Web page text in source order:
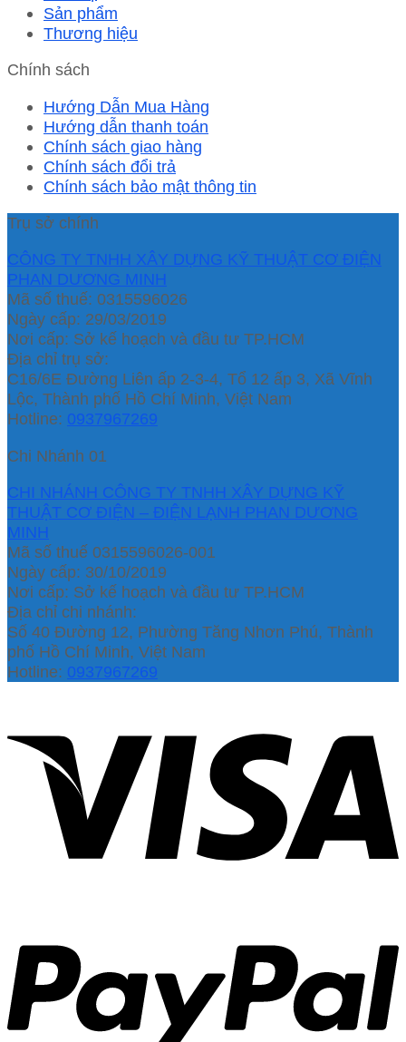
Sản phẩm
Thương hiệu
Chính sách
Hướng Dẫn Mua Hàng
Hướng dẫn thanh toán
Chính sách giao hàng
Chính sách đổi trả
Chính sách bảo mật thông tin
Trụ sở chính
CÔNG TY TNHH XÂY DỰNG KỸ THUẬT CƠ ĐIỆN
PHAN DƯƠNG MINH
Mã số thuế: 0315596026
Ngày cấp: 29/03/2019
Nơi cấp: Sở kế hoạch và đầu tư TP.HCM
Địa chỉ trụ sở:
C16/6E Đường Liên ấp 2-3-4, Tổ 12 ấp 3, Xã Vĩnh
Lộc, Thành phố Hồ Chí Minh, Việt Nam
Hotline: 0937967269
Chi Nhánh 01
CHI NHÁNH CÔNG TY TNHH XÂY DỰNG KỸ
THUẬT CƠ ĐIỆN – ĐIỆN LẠNH PHAN DƯƠNG
MINH
Mã số thuế 0315596026-001
Ngày cấp: 30/10/2019
Nơi cấp: Sở kế hoạch và đầu tư TP.HCM
Địa chỉ chi nhánh:
Số 40 Đường 12, Phường Tăng Nhơn Phú, Thành
phố Hồ Chí Minh, Việt Nam
Hotline: 0937967269